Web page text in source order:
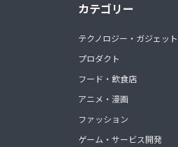
カテゴリー
テクノロジー・ガジェット
プロダクト
フード・飲食店
アニメ・漫画
ファッション
ゲーム・サービス開発